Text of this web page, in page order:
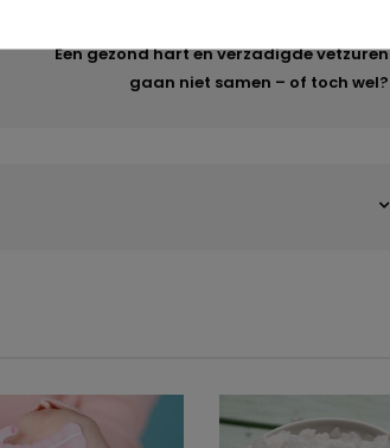
Een gezond hart en verzadigde vetzuren
gaan niet samen – of toch wel?